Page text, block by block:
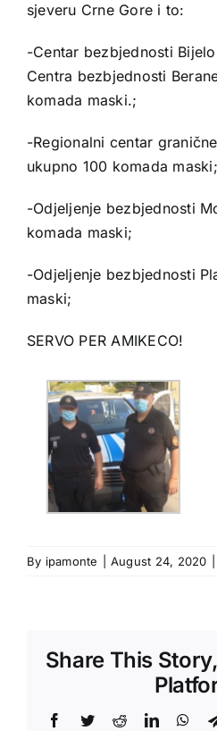
sjeveru Crne Gore i to:
-Centar bezbjednosti
Centra bezbjednosti
komada maski.;
-Regionalni centar
ukupno 100 komada maski;
-Odjeljenje bezbjednosti
komada maski;
-Odjeljenje bezbjednosti
maski;
SERVO PER AMIKECO!
By ipamonte August 24, 2020
Share This
Facebook
TwitterRedditLinkedIn